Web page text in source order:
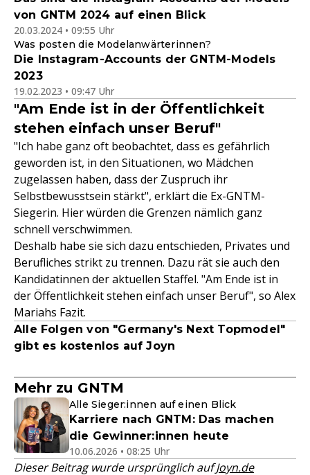
von GNTM 2024 auf einen Blick
20.03.2024 • 09:55 Uhr
Was posten die Modelanwärterinnen?
Die Instagram-Accounts der GNTM-Models
2023
19.02.2023 • 09:47 Uhr
"Am Ende ist in der Öffentlichkeit
stehen einfach unser Beruf"
"Ich habe ganz oft beobachtet, dass es gefährlich
geworden ist, in den Situationen, wo Mädchen
zugelassen haben, dass der Zuspruch ihr
Selbstbewusstsein stärkt", erklärt die Ex-GNTM-
Siegerin. Hier würden die Grenzen nämlich ganz
schnell verschwimmen.
Deshalb habe sie sich dazu entschieden, Privates und
Berufliches strikt zu trennen. Dazu rät sie auch den
Kandidatinnen der aktuellen Staffel. "Am Ende ist in
der Öffentlichkeit stehen einfach unser Beruf", so Alex
Mariahs Fazit.
Alle Folgen von "Germany's Next Topmodel"
gibt es kostenlos auf Joyn
Mehr zu GNTM
Alle Sieger:innen auf einen Blick
Karriere nach GNTM: Das machen
die Gewinner:innen heute
10.06.2026 • 08:25 Uhr
Dieser Beitrag wurde ursprünglich aufJoyn.de